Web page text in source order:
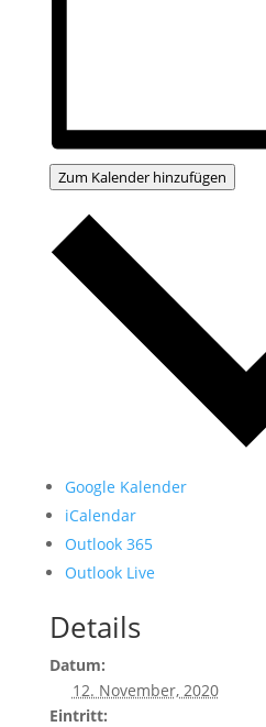
Zum Kalender hinzufügen
Google Kalender
iCalendar
Outlook 365
Outlook Live
Details
Datum:
12. November, 2020
Eintritt: